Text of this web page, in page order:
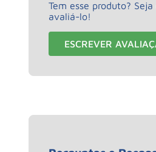
Tem esse produto?
avaliá-lo!
ESCREVER